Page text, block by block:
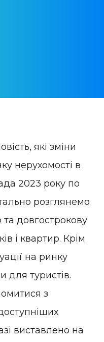
які зміни
нерухомості в
2023 року по
розглянемо
довгострокову
і квартир. Крім
на ринку
для туристів.
з
виставлено на